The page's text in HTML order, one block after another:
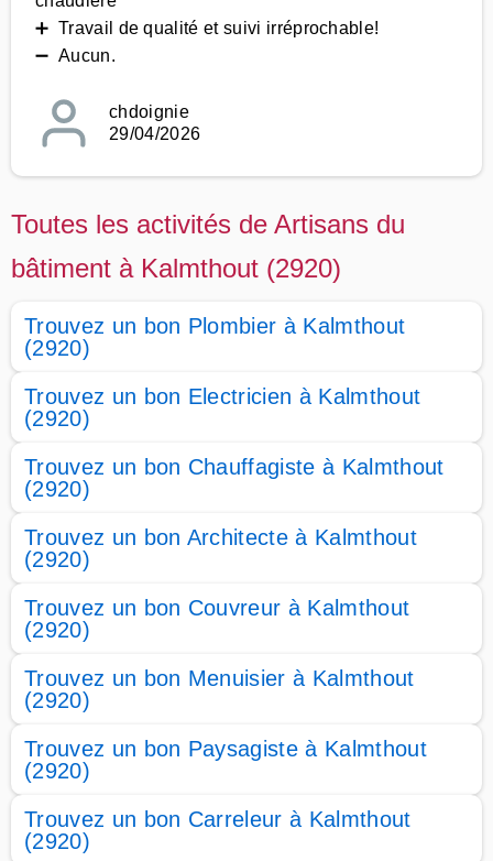
➕ Travail de qualité et suivi irréprochable!
➖ Aucun.
chdoignie
29/04/2026
Toutes les activités de Artisans du
bâtiment à Kalmthout (2920)
Trouvez un bon Plombier à Kalmthout
(2920)
Trouvez un bon Electricien à Kalmthout
(2920)
Trouvez un bon Chauffagiste à Kalmthout
(2920)
Trouvez un bon Architecte à Kalmthout
(2920)
Trouvez un bon Couvreur à Kalmthout
(2920)
Trouvez un bon Menuisier à Kalmthout
(2920)
Trouvez un bon Paysagiste à Kalmthout
(2920)
Trouvez un bon Carreleur à Kalmthout
(2920)